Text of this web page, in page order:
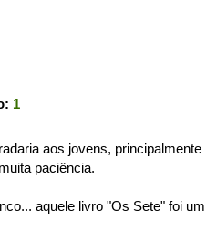
1
aos jovens, principalmente
paciência.
aquele livro "Os Sete" foi um